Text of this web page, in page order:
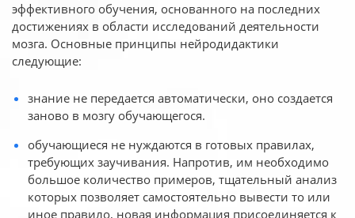
эффективного обучения, основанного на последних
достижениях в области исследований деятельности
мозга. Основные принципы нейродидактики
следующие:
знание не передается автоматически, оно создается
заново в мозгу обучающегося.
обучающиеся не нуждаются в готовых правилах,
требующих заучивания. Напротив, им необходимо
большое количество примеров, тщательный анализ
которых позволяет самостоятельно вывести то или
иное правило, новая информация присоединяется к